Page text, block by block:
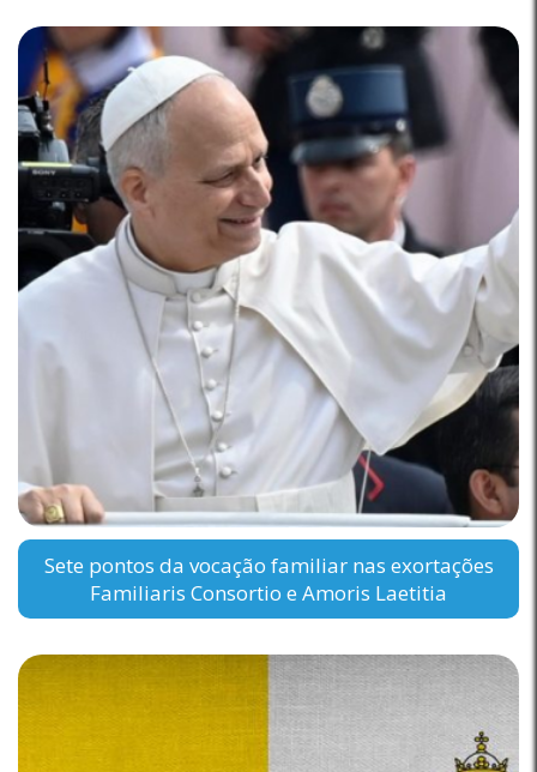
Sete pontos da vocação familiar nas exortações
Familiaris Consortio e Amoris Laetitia